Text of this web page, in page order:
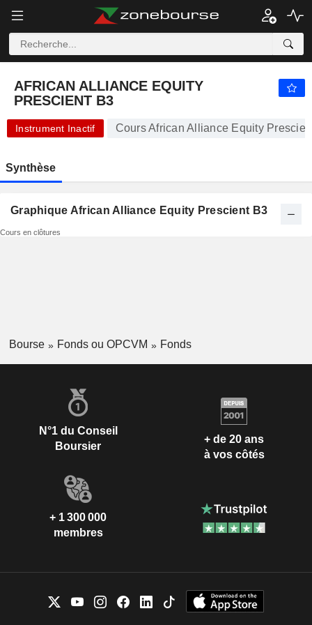
AFRICAN ALLIANCE EQUITY
PRESCIENT B3
Instrument Inactif Cours African Alliance Equity
Synthèse
Graphique African Alliance Equity Prescient B3
Cours en clôtures
Bourse Fonds ou OPCVM Fonds
N°1 du Conseil
Boursier
+ de 20 ans
à vos côtés
+ 1 300 000
membres